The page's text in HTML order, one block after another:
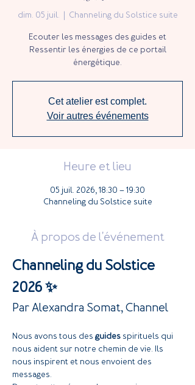
dim. 05 juil.
  |
Channeling du Solstice suite
Ecouter les messages des guides et
Ressentir les énergies de ce portail
énergétique.
Cet atelier est complet.
Voir autres événements
Heure et lieu
05 juil. 2026, 18:30 – 19:30
Channeling du Solstice suite
À propos de l'événement
Channeling du Solstice
2026 ✨
Par Alexandra Somat, Channel
Nous avons tous des guides spirituels qui
nous aident sur notre chemin de vie. Ils
nous inspirent et nous envoient des
messages.